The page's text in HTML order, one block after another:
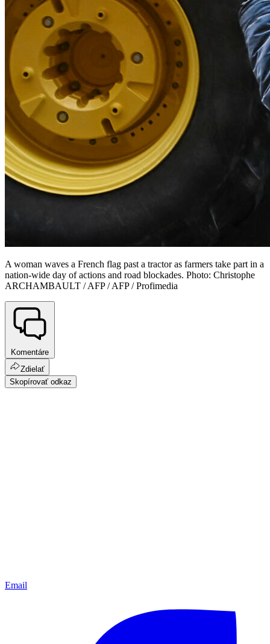
A woman waves a French flag past a tractor as farmers take part in a
nation-wide day of actions and road blockades. Photo: Christophe
ARCHAMBAULT / AFP / AFP / Profimedia
Komentáre
Zdielať
Skopírovať odkaz
Email